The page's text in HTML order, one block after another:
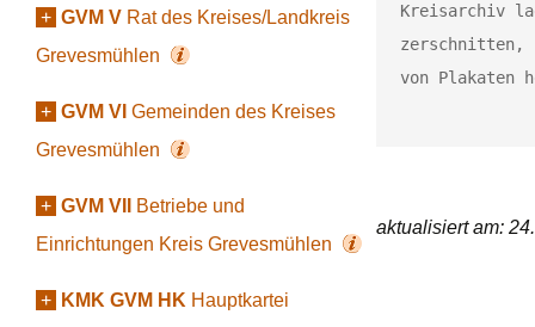
+ GVM V Rat des Kreises/Landkreis
Grevesmühlen
+ GVM VI Gemeinden des Kreises
Grevesmühlen
+ GVM VII
Betriebe und
Einrichtungen Kreis Grevesmühlen
+ KMK GVM HK Hauptkartei
Kreisarchiv
zerschnitten,
von Plakaten
aktualisiert am: